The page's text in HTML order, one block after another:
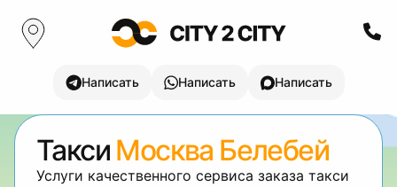
Написать Написать Написать
Такси Москва Белебей
Услуги качественного сервиса заказа такси